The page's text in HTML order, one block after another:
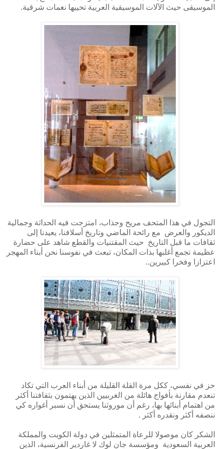
الموسيقى حيث الآلات الموسيقية العربية تحييها نغمات شرقية.
التجول في هذا المتحف مريح وجذاب، امتزجت فيه الحداثة وجمالية
الديكور والعرض مع رائحة الماضي وتاريخ أسلافنا، يعيدنا إلى
ثقافات ما قبل التاريخ حيث المقتنيات والقطع شاهد على حضارة
عظيمة تجمع أغلبها بذات المكان، تبعث في نفوسنا نحن أبناء المهجر
اعتزازا وفخرا كبيرين..
حز في نفسي، ككل مرة القلة القليلة من أبناء العرب التي تكاد
تنعدم مقارنة بأفواج هائلة من الغربيين الذين يهتمون بثقافتنا أكثر
من اهتمام أبنائها بها، رغم أن موروثنا يستحق أن نسبر أغواره كي
ننصفه أكثر ونقدره أكثر .
الشكر كان موصولا للرعاة المتمثلين في دولة الكويت والمملكة
العربية السعودية ومؤسسة جان لوك لا غاردير الفرنسية، الذين